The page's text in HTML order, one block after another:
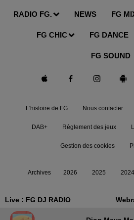
Live : FG DJ RADIO
RADIO FG. NEWS FG
FG CHIC FG DANCE
FG SOUND
L'histoire de FG Nous contacter
DAB+ Règlement des jeux
Gestion des cookies
Archives 2026 2025 2024